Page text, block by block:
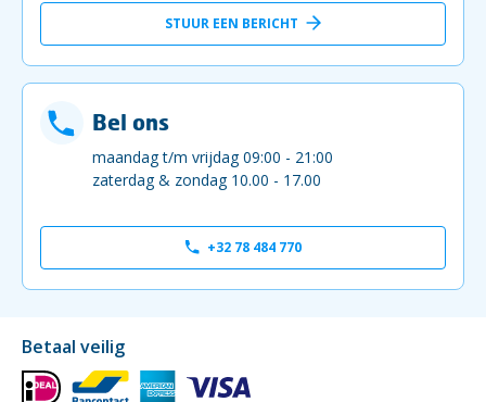
STUUR EEN BERICHT
Bel ons
maandag t/m vrijdag 09:00 - 21:00
zaterdag & zondag 10.00 - 17.00
+32 78 484 770
Betaal veilig